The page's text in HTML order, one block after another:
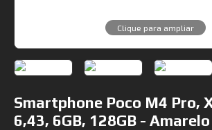
Clique para ampliar
Smartphone Poco M4 Pro,
6,43, 6GB, 128GB - Amarelo